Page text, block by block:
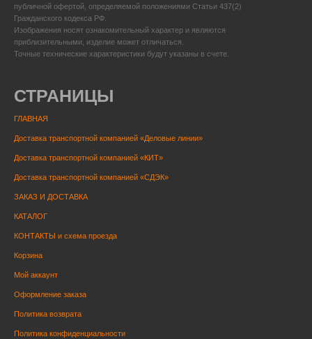
публичной офертой, определяемой положениями Статьи 437(2)
Гражданского кодекса РФ.
Изображения носят ознакомительный характер и являются
приблизительными, изделие может отличаться.
Точные технические характеристики будут указаны в счете.
СТРАНИЦЫ
ГЛАВНАЯ
Доставка транспортной компанией «Деловые линии»
Доставка транспортной компанией «КИТ»
Доставка транспортной компанией «СДЭК»
ЗАКАЗ И ДОСТАВКА
КАТАЛОГ
КОНТАКТЫ и схема проезда
Корзина
Мой аккаунт
Оформление заказа
Политика возврата
Политика конфиденциальности